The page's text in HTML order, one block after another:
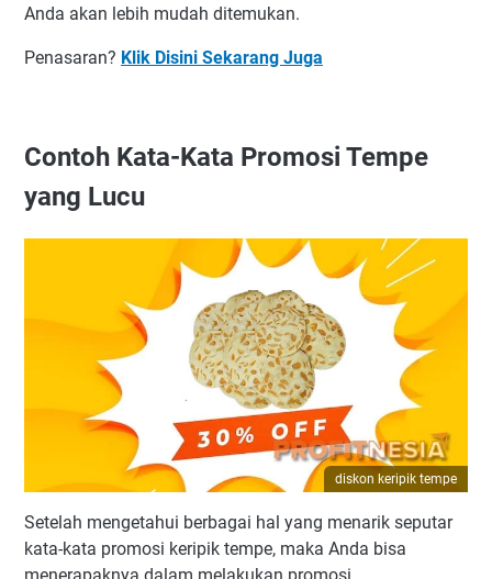
Anda akan lebih mudah ditemukan.
Penasaran? Klik Disini Sekarang Juga
Contoh Kata-Kata Promosi Tempe
yang Lucu
diskon keripik tempe
Setelah mengetahui berbagai hal yang menarik seputar
kata-kata promosi keripik tempe, maka Anda bisa